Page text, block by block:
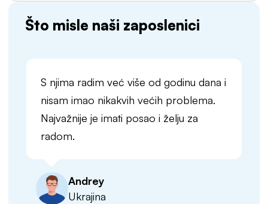
Što misle naši zaposlenici
S njima radim već više od godinu dana i
nisam imao nikakvih većih problema.
Najvažnije je imati posao i želju za
radom.
Andrey
Ukrajina